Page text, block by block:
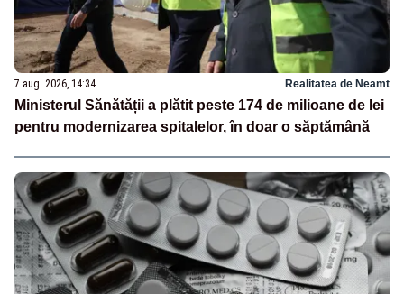
7 aug. 2026, 14:34 Realitatea de Neamt
Ministerul Sănătății a plătit peste 174 de milioane de lei
pentru modernizarea spitalelor, în doar o săptămână